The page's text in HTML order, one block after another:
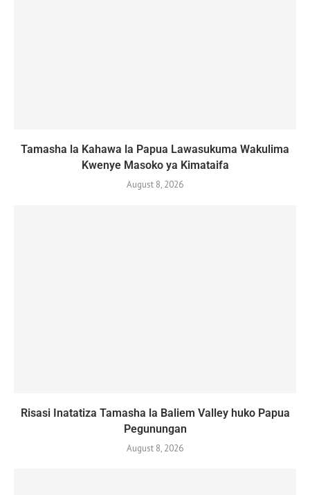
Tamasha la Kahawa la Papua Lawasukuma Wakulima
Kwenye Masoko ya Kimataifa
August 8, 2026
Risasi Inatatiza Tamasha la Baliem Valley huko Papua
Pegunungan
August 8, 2026